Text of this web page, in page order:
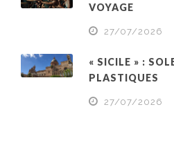
VOYAGE
27/07/2026
« SICILE » :
PLASTIQUES
27/07/2026